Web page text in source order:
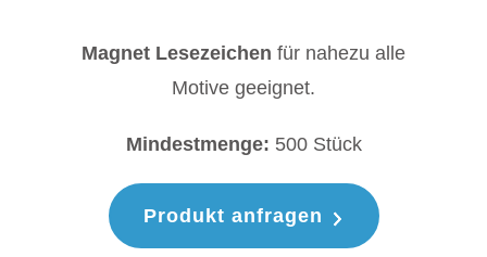
Magnet Lesezeichen für nahezu alle
Motive geeignet.
Mindestmenge: 500 Stück
Produkt anfragen